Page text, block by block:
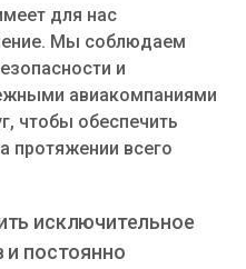
для нас
Мы соблюдаем
и
авиакомпаниями
чтобы обеспечить
протяжении всего
исключительное
и постоянно